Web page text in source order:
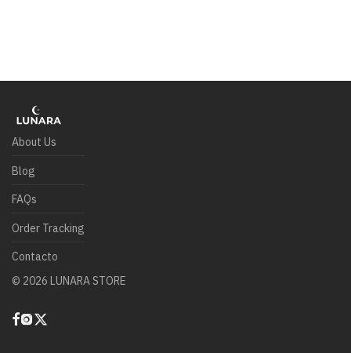
About Us
Blog
FAQs
Order Tracking
Contacto
© 2026 LUNARA STORE